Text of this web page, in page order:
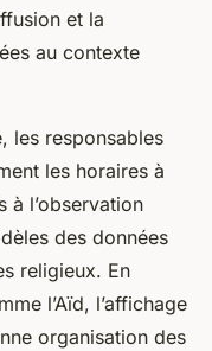
et la
au contexte
les responsables
les horaires à
à l’observation
des données
religieux. En
l’Aïd, l’affichage
organisation des